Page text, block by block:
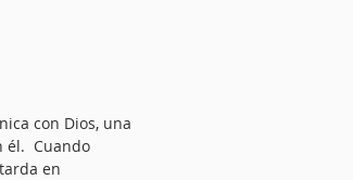
con Dios, una
él. Cuando
en